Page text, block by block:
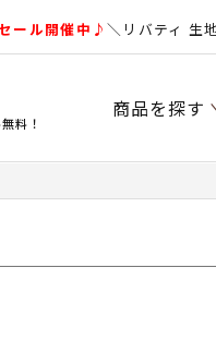
ール開催中♪＼リバティ 生
料！
商品を探す